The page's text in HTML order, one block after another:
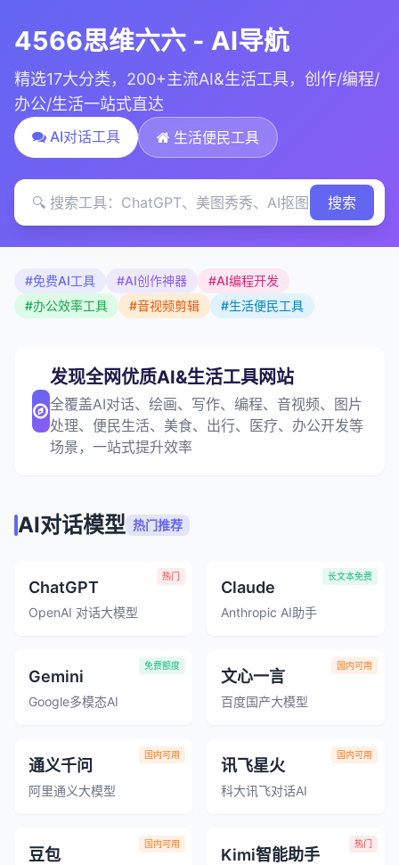
4566思维六六 - AI导航
精选17大分类，200+主流AI&生活工具，创作/编程/
办公/生活一站式直达
AI对话工具 生活便民工具
搜索
#免费AI工具 #AI创作神器
#AI编程开发
#办公效率工具
#音视频剪辑 #生活便民工具
发现全网优质AI&生活工具网站
全覆盖AI对话、绘画、写作、编程、音视频、图片
处理、便民生活、美食、出行、医疗、办公开发等
场景，一站式提升效率
AI对话模型 热门推荐
热门
ChatGPT
OpenAI 对话大模型
长文本免费
Claude
Anthropic AI助手
免费额度
Gemini
Google多模态AI
国内可用
文心一言
百度国产大模型
国内可用
通义千问
阿里通义大模型
国内可用
讯飞星火
科大讯飞对话AI
国内可用
豆包
热门
Kimi智能助手